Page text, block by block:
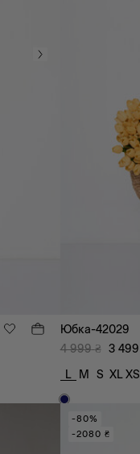
Юбка-42029
4 999 ₴ 3 499
L
M S XLXS
-80%
-2080 ₴